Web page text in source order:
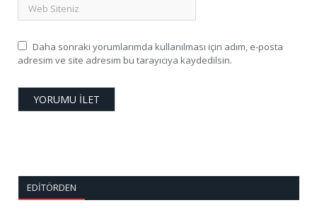
Daha sonraki yorumlarımda kullanılması için adım, e-posta
adresim ve site adresim bu tarayıcıya kaydedilsin.
EDITÖRDEN